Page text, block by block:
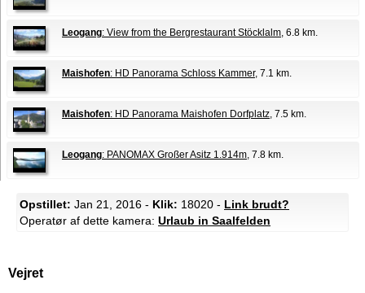
Leogang: View from the Bergrestaurant Stöcklalm, 6.8 km.
Maishofen: HD Panorama Schloss Kammer, 7.1 km.
Maishofen: HD Panorama Maishofen Dorfplatz, 7.5 km.
Leogang: PANOMAX Großer Asitz 1.914m, 7.8 km.
Opstillet: Jan 21, 2016 - Klik: 18020 - Link brudt?
Operatør af dette kamera: Urlaub in Saalfelden
Vejret